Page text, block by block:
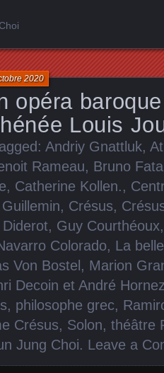
opéra
Louis
2020
Andriy Gnattluk,
Rameau, Bruno
, Catherine Kollen.,
, Crésus,
, Guy Courthéoux
Colorado, La
Von Bostel, Marion
Decoin et André
, philosophe grec,
Crésus, Solon, théâtre
Jung Choi. Leave a